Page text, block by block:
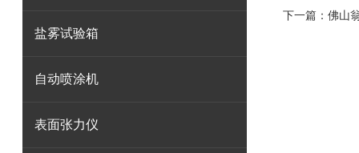
盐雾试验箱
自动喷涂机
表面张力仪
下一篇： 佛山